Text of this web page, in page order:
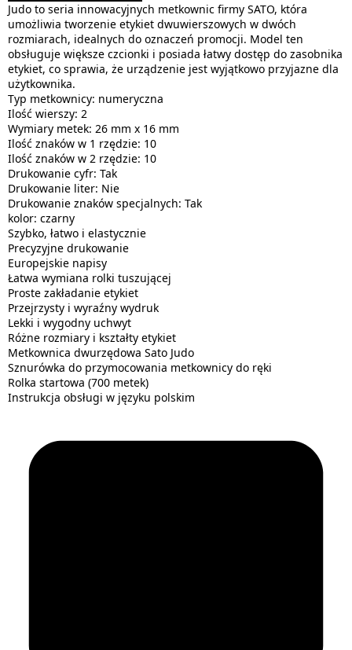
Judo to seria innowacyjnych metkownic firmy SATO, która
umożliwia tworzenie etykiet dwuwierszowych w dwóch
rozmiarach, idealnych do oznaczeń promocji. Model ten
obsługuje większe czcionki i posiada łatwy dostęp do zasobnika
etykiet, co sprawia, że urządzenie jest wyjątkowo przyjazne dla
użytkownika.
Typ metkownicy: numeryczna
Ilość wierszy: 2
Wymiary metek: 26 mm x 16 mm
Ilość znaków w 1 rzędzie: 10
Ilość znaków w 2 rzędzie: 10
Drukowanie cyfr: Tak
Drukowanie liter: Nie
Drukowanie znaków specjalnych: Tak
kolor: czarny
Szybko, łatwo i elastycznie
Precyzyjne drukowanie
Europejskie napisy
Łatwa wymiana rolki tuszującej
Proste zakładanie etykiet
Przejrzysty i wyraźny wydruk
Lekki i wygodny uchwyt
Różne rozmiary i kształty etykiet
Metkownica dwurzędowa Sato Judo
Sznurówka do przymocowania metkownicy do ręki
Rolka startowa (700 metek)
Instrukcja obsługi w języku polskim